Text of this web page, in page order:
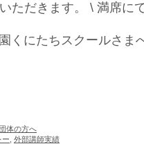
ただきます。 \ 満席に
くにたちスクールさま
体の方へ
ー 外部講師実績